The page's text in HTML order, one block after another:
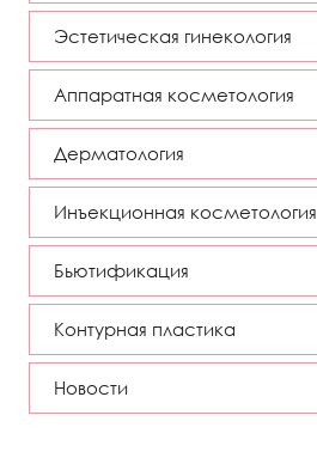
Эстетическая гинекология
Аппаратная косметология
Дерматология
Инъекционная косметология
Бьютификация
Контурная пластика
Новости